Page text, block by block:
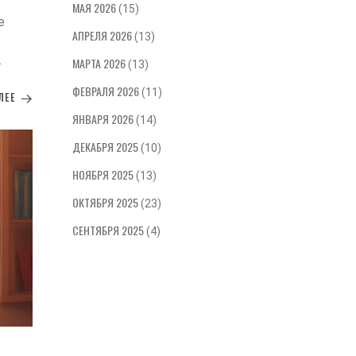
простыми и доступными методиками.
благоприятную развивающую среду
для вашего малыша.
МАЯ 2026(15)
АПРЕЛЯ 2026(13)
МАРТА 2026(13)
ФЕВРАЛЯ 2026(11)
ЯНВАРЯ 2026(14)
ДЕКАБРЯ 2025(10)
НОЯБРЯ 2025(13)
ОКТЯБРЯ 2025(23)
СЕНТЯБРЯ 2025(4)